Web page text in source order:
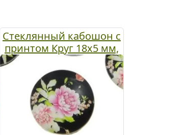
Стеклянный кабошон с
принтом Круг 18х5 мм,
черный с пионами, 1 шт